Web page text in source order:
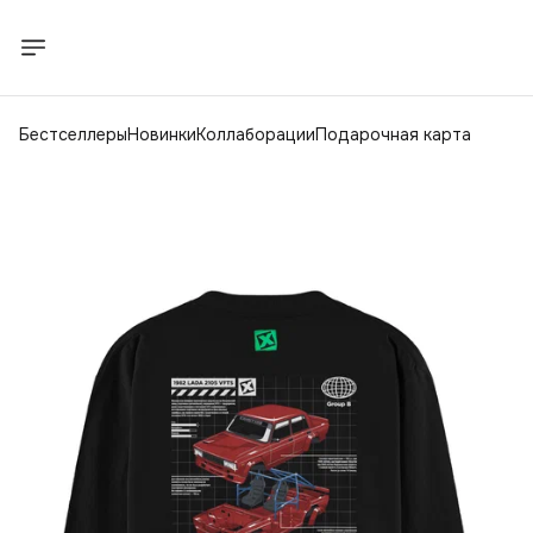
БестселлерыНовинкиКоллаборацииПодарочная карта